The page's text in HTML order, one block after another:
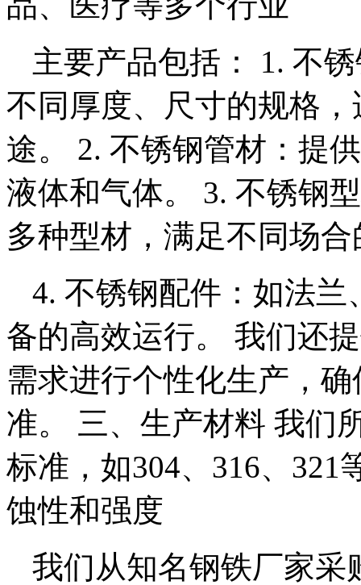
主要产品包括： 1. 不
不同厚度、尺寸的规格
途。 2. 不锈钢管材：提
液体和气体。 3. 不锈钢
多种型材，满足不同场
4. 不锈钢配件：如法
备的高效运行。 我们还
需求进行个性化生产，
准。 三、生产材料 我们
标准，如304、316、
蚀性和强度
我们从知名钢铁厂家采